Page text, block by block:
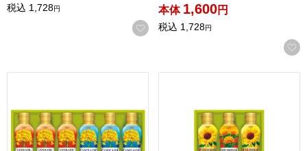
税込 1,728円
お気に入りに登録する
本体 1,600円
税込 1,728円